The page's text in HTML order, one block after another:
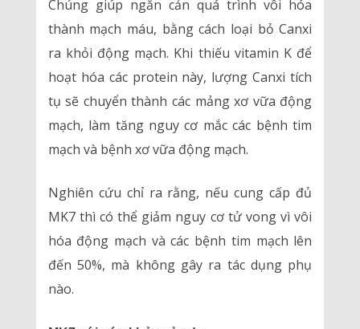
Chúng giúp ngăn cản quá trình vôi hóa
thành mạch máu, bằng cách loại bỏ Canxi
ra khỏi động mạch. Khi thiếu vitamin K để
hoạt hóa các protein này, lượng Canxi tích
tụ sẽ chuyển thành các mảng xơ vữa động
mạch, làm tăng nguy cơ mắc các bệnh tim
mạch và bệnh xơ vữa động mạch.
Nghiên cứu chỉ ra rằng, nếu cung cấp đủ
MK7 thì có thể giảm nguy cơ tử vong vì vôi
hóa động mạch và các bệnh tim mạch lên
đến 50%, mà không gây ra tác dụng phụ
nào.